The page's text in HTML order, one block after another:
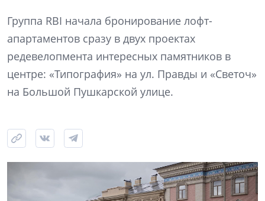
Группа RBI начала бронирование лофт-
апартаментов сразу в двух проектах
редевелопмента интересных памятников в
центре: «Типография» на ул. Правды и «Светоч»
на Большой Пушкарской улице.